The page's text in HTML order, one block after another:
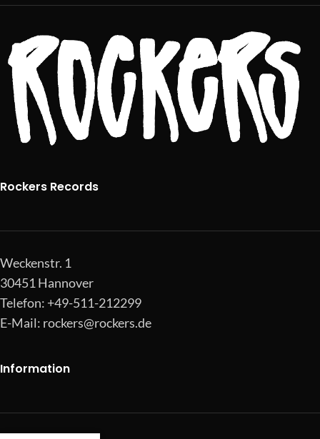
Rockers Records
Weckenstr. 1
30451 Hannover
Telefon: +49-511-212299
E-Mail: rockers@rockers.de
Information